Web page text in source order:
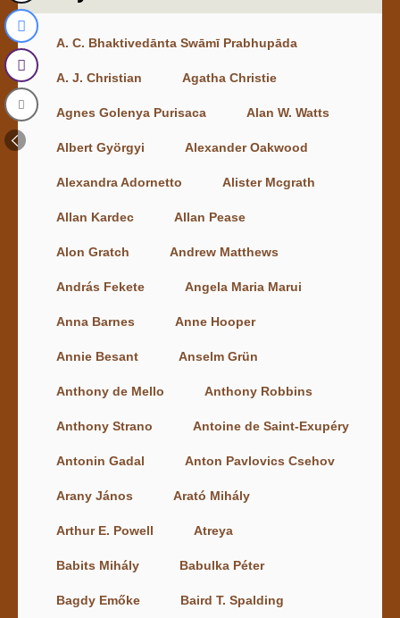
A. C. Bhaktivedānta Swāmī Prabhupāda
A. J. Christian Agatha Christie
Agnes Golenya Purisaca Alan W. Watts
Albert Györgyi Alexander Oakwood
Alexandra Adornetto Alister Mcgrath
Allan Kardec Allan Pease
Alon Gratch Andrew Matthews
András Fekete Angela Maria Marui
Anna Barnes Anne Hooper
Annie Besant Anselm Grün
Anthony de Mello Anthony Robbins
Anthony Strano Antoine de Saint-Exupéry
Antonin Gadal Anton Pavlovics Csehov
Arany János Arató Mihály
Arthur E. Powell Atreya
Babits Mihály Babulka Péter
Bagdy Emőke Baird T. Spalding